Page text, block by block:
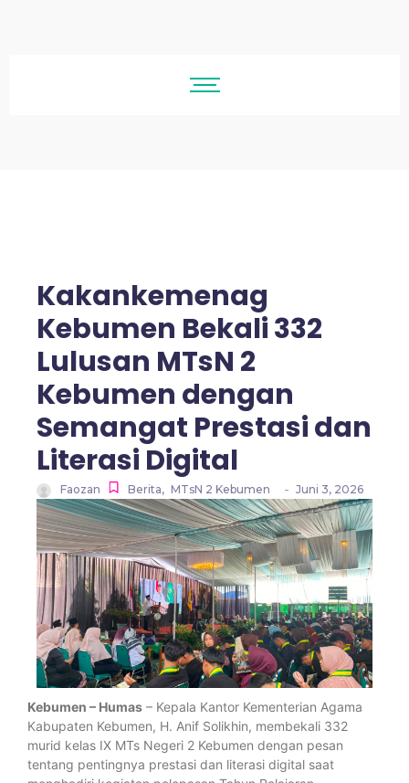
Kakankemenag
Kebumen Bekali 332
Lulusan MTsN 2
Kebumen dengan
Semangat Prestasi dan
Literasi Digital
Faozan Berita, MTsN 2 Kebumen - Juni 3, 2026
Kebumen – Humas – Kepala Kantor Kementerian Agama
Kabupaten Kebumen, H. Anif Solikhin, membekali 332
murid kelas IX MTs Negeri 2 Kebumen dengan pesan
tentang pentingnya prestasi dan literasi digital saat